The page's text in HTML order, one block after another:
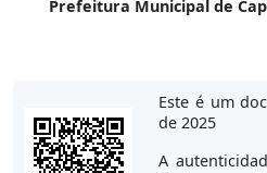
Prefeitura Municipal de
Este é um
de 2025
A